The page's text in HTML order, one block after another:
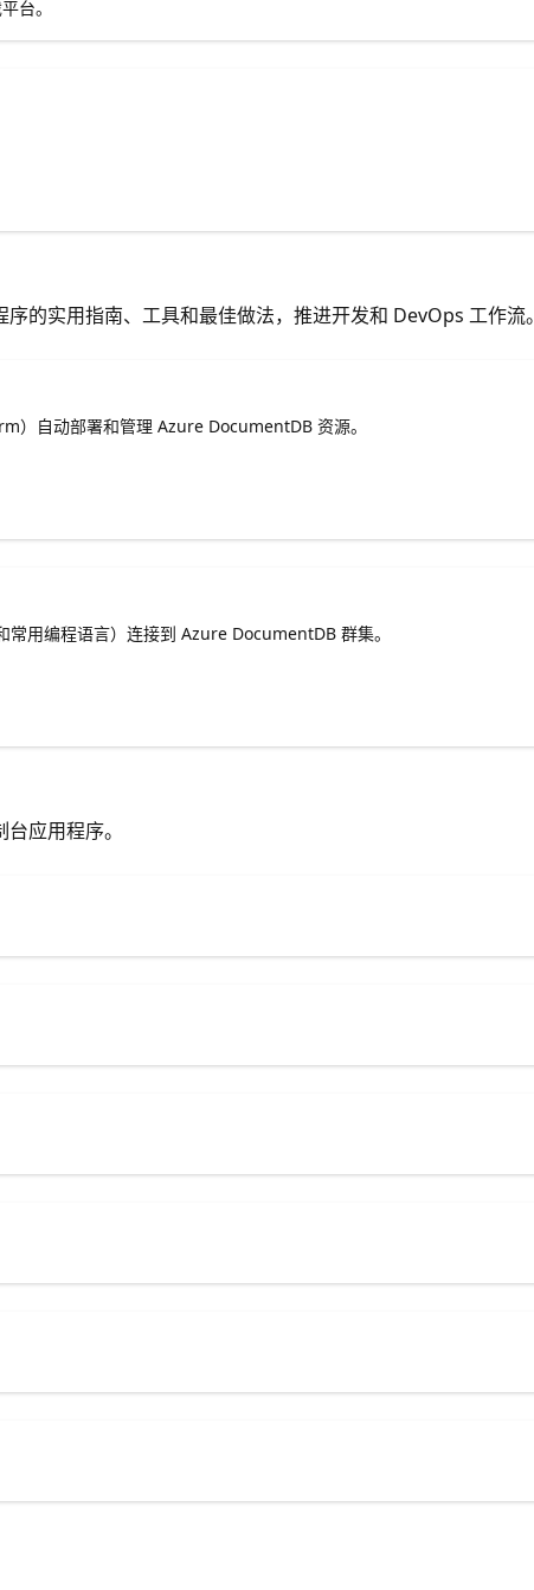
台。
的实用指南、工具和最佳做法，推进开发和 DevOps 工作流。
）自动部署和管理 Azure DocumentDB 资源。
用编程语言）连接到 Azure DocumentDB 群集。
应用程序。